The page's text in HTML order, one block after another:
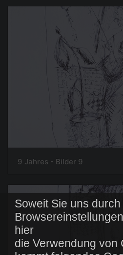
Soweit Sie uns durch
hier
die Verwendung von
9 Jahres - Bilder 9